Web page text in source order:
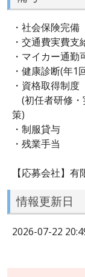
・社会保険完備
・交通費実費支
・マイカー通
・健康診断(年1
・資格取得制度
(初任者研修・
策)
・制服貸与
・残業手当
【応募会社】
情報更新日
2026-07-22